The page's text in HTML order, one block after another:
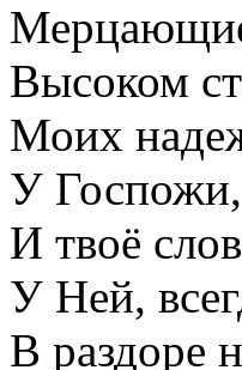
Высоком
Моих
У
И твоё
У Ней,
В раздоре